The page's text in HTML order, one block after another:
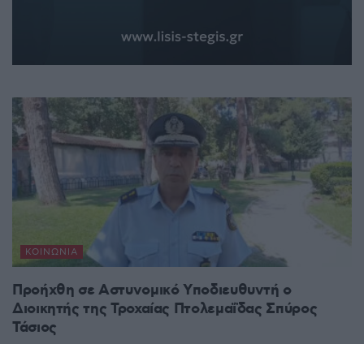
ΚΟΙΝΩΝΊΑ
Προήχθη σε Αστυνομικό Υποδιευθυντή ο
Διοικητής της Τροχαίας Πτολεμαΐδας Σπύρος
Τάσιος